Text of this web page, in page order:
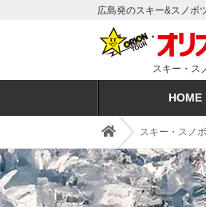
広島発のスキー&スノボ
スキー・ス
HOME
スキー・スノ